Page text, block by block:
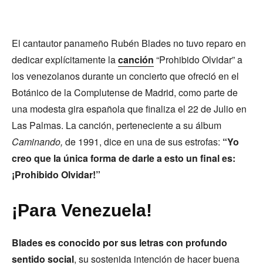
El cantautor panameño Rubén Blades no tuvo reparo en
dedicar explícitamente lacanción “Prohibido Olvidar” a
los venezolanos durante un concierto que ofreció en el
Botánico de la Complutense de Madrid, como parte de
una modesta gira española que finaliza el 22 de Julio en
Las Palmas. La canción, perteneciente a su álbum
Caminando, de 1991, dice en una de sus estrofas: “Yo
creo que la única forma de darle a esto un final es:
¡Prohibido Olvidar!”
¡Para Venezuela!
Blades es conocido por sus letras con profundo
sentido social, su sostenida intención de hacer buena